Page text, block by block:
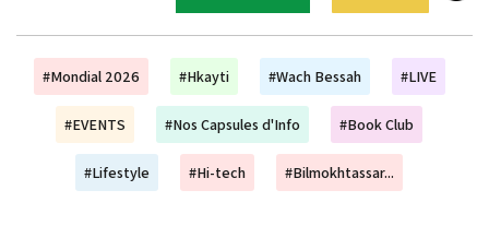
#Mondial 2026 #Hkayti #Wach Bessah #LIVE
#EVENTS #Nos Capsules d'Info #Book Club
#Lifestyle #Hi-tech #Bilmokhtassar...